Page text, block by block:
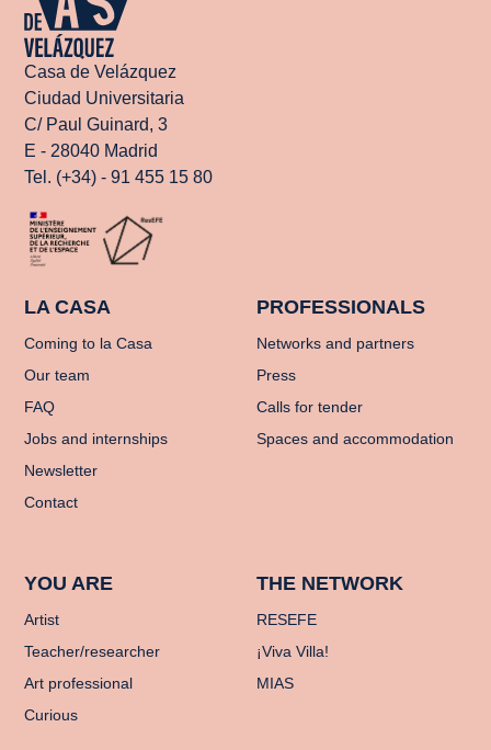
Casa de Velázquez
Ciudad Universitaria
C/ Paul Guinard, 3
E - 28040 Madrid
Tel. (+34) - 91 455 15 80
LA CASA
Coming to la Casa
Our team
FAQ
Jobs and internships
Newsletter
Contact
PROFESSIONALS
Networks and partners
Press
Calls for tender
Spaces and accommodation
YOU ARE
Artist
Teacher/researcher
Art professional
Curious
THE NETWORK
RESEFE
¡Viva Villa!
MIAS